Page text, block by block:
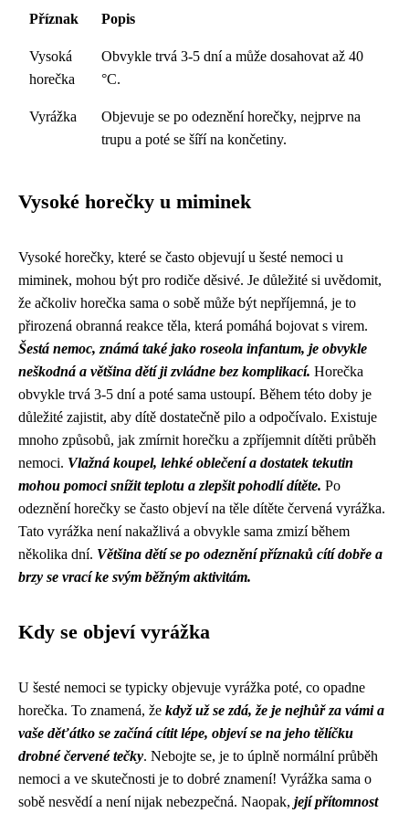
Příznak Popis
Vysoká
horečka
Obvykle trvá 3-5 dní a může dosahovat až 40
°C.
Vyrážka
Objevuje se po odeznění horečky, nejprve na
trupu a poté se šíří na končetiny.
Vysoké horečky u miminek
Vysoké horečky, které se často objevují u šesté nemoci u
miminek, mohou být pro rodiče děsivé. Je důležité si uvědomit,
že ačkoliv horečka sama o sobě může být nepříjemná, je to
přirozená obranná reakce těla, která pomáhá bojovat s virem.
Šestá nemoc, známá také jako roseola infantum, je obvykle
neškodná a většina dětí ji zvládne bez komplikací. Horečka
obvykle trvá 3-5 dní a poté sama ustoupí. Během této doby je
důležité zajistit, aby dítě dostatečně pilo a odpočívalo. Existuje
mnoho způsobů, jak zmírnit horečku a zpříjemnit dítěti průběh
nemoci. Vlažná koupel, lehké oblečení a dostatek tekutin
mohou pomoci snížit teplotu a zlepšit pohodlí dítěte. Po
odeznění horečky se často objeví na těle dítěte červená vyrážka.
Tato vyrážka není nakažlivá a obvykle sama zmizí během
několika dní. Většina dětí se po odeznění příznaků cítí dobře a
brzy se vrací ke svým běžným aktivitám.
Kdy se objeví vyrážka
U šesté nemoci se typicky objevuje vyrážka poté, co opadne
horečka. To znamená, že když už se zdá, že je nejhůř za vámi a
vaše děťátko se začíná cítit lépe, objeví se na jeho tělíčku
drobné červené tečky. Nebojte se, je to úplně normální průběh
nemoci a ve skutečnosti je to dobré znamení! Vyrážka sama o
sobě nesvědí a není nijak nebezpečná. Naopak, její přítomnost